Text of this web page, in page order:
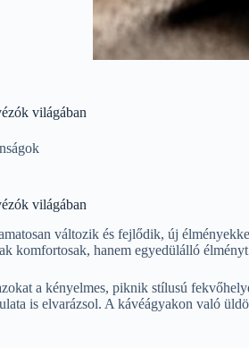
világában
világában
változik és fejlődik, új
komfortosak, hanem egyedülálló
a kényelmes, piknik stílusú
is elvarázsol. A kávéágyakon való